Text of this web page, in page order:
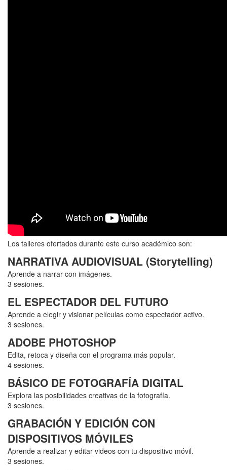
Los talleres ofertados durante este curso académico son:
NARRATIVA AUDIOVISUAL (Storytelling)
Aprende a narrar con imágenes.
3 sesiones.
EL ESPECTADOR DEL FUTURO
Aprende a elegir y visionar películas como espectador activo.
3 sesiones.
ADOBE PHOTOSHOP
Edita, retoca y diseña con el programa más popular.
4 sesiones.
BÁSICO DE FOTOGRAFÍA DIGITAL
Explora las posibilidades creativas de la fotografía.
3 sesiones.
GRABACIÓN Y EDICIÓN CON
DISPOSITIVOS MÓVILES
Aprende a realizar y editar videos con tu dispositivo móvil.
3 sesiones.